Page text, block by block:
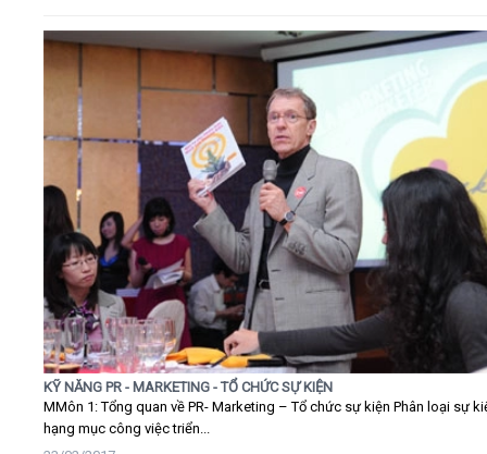
KỸ NĂNG PR - MARKETING - TỔ CHỨC SỰ KIỆN
MMôn 1: Tổng quan về PR- Marketing – Tổ chức sự kiện Phân loại sự
hạng mục công việc triển...